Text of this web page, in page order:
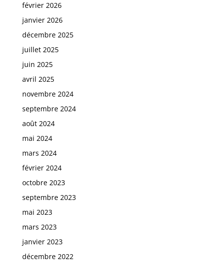
février 2026
janvier 2026
décembre 2025
juillet 2025
juin 2025
avril 2025
novembre 2024
septembre 2024
août 2024
mai 2024
mars 2024
février 2024
octobre 2023
septembre 2023
mai 2023
mars 2023
janvier 2023
décembre 2022